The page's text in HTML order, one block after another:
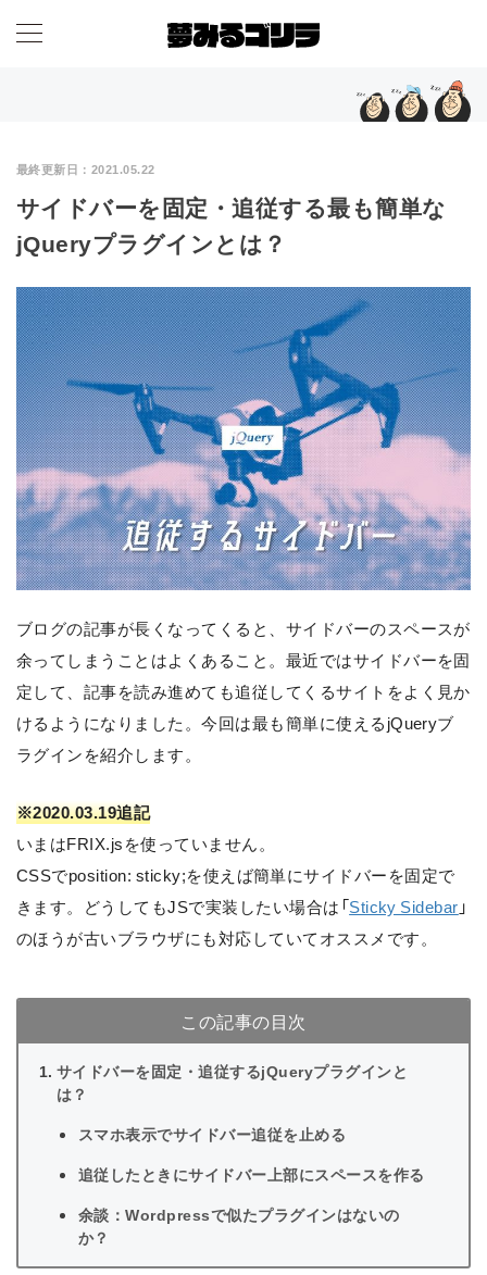
最終更新日： 2021.05.22
サイドバーを固定・追従する最も簡単な
jQueryプラグインとは？
ブログの記事が長くなってくると、サイドバーのスペースが
余ってしまうことはよくあること。最近ではサイドバーを固
定して、記事を読み進めても追従してくるサイトをよく見か
けるようになりました。今回は最も簡単に使えるjQueryブ
ラグインを紹介します。
※2020.03.19追記
いまはFRIX.jsを使っていません。
CSSでposition: sticky;を使えば簡単にサイドバーを固定で
きます。どうしてもJSで実装したい場合は「Sticky Sidebar 」
のほうが古いブラウザにも対応していてオススメです。
この記事の目次
サイドバーを固定・追従するjQueryプラグインと
は？
スマホ表示でサイドバー追従を止める
追従したときにサイドバー上部にスペースを作る
余談：Wordpressで似たプラグインはないの
か？